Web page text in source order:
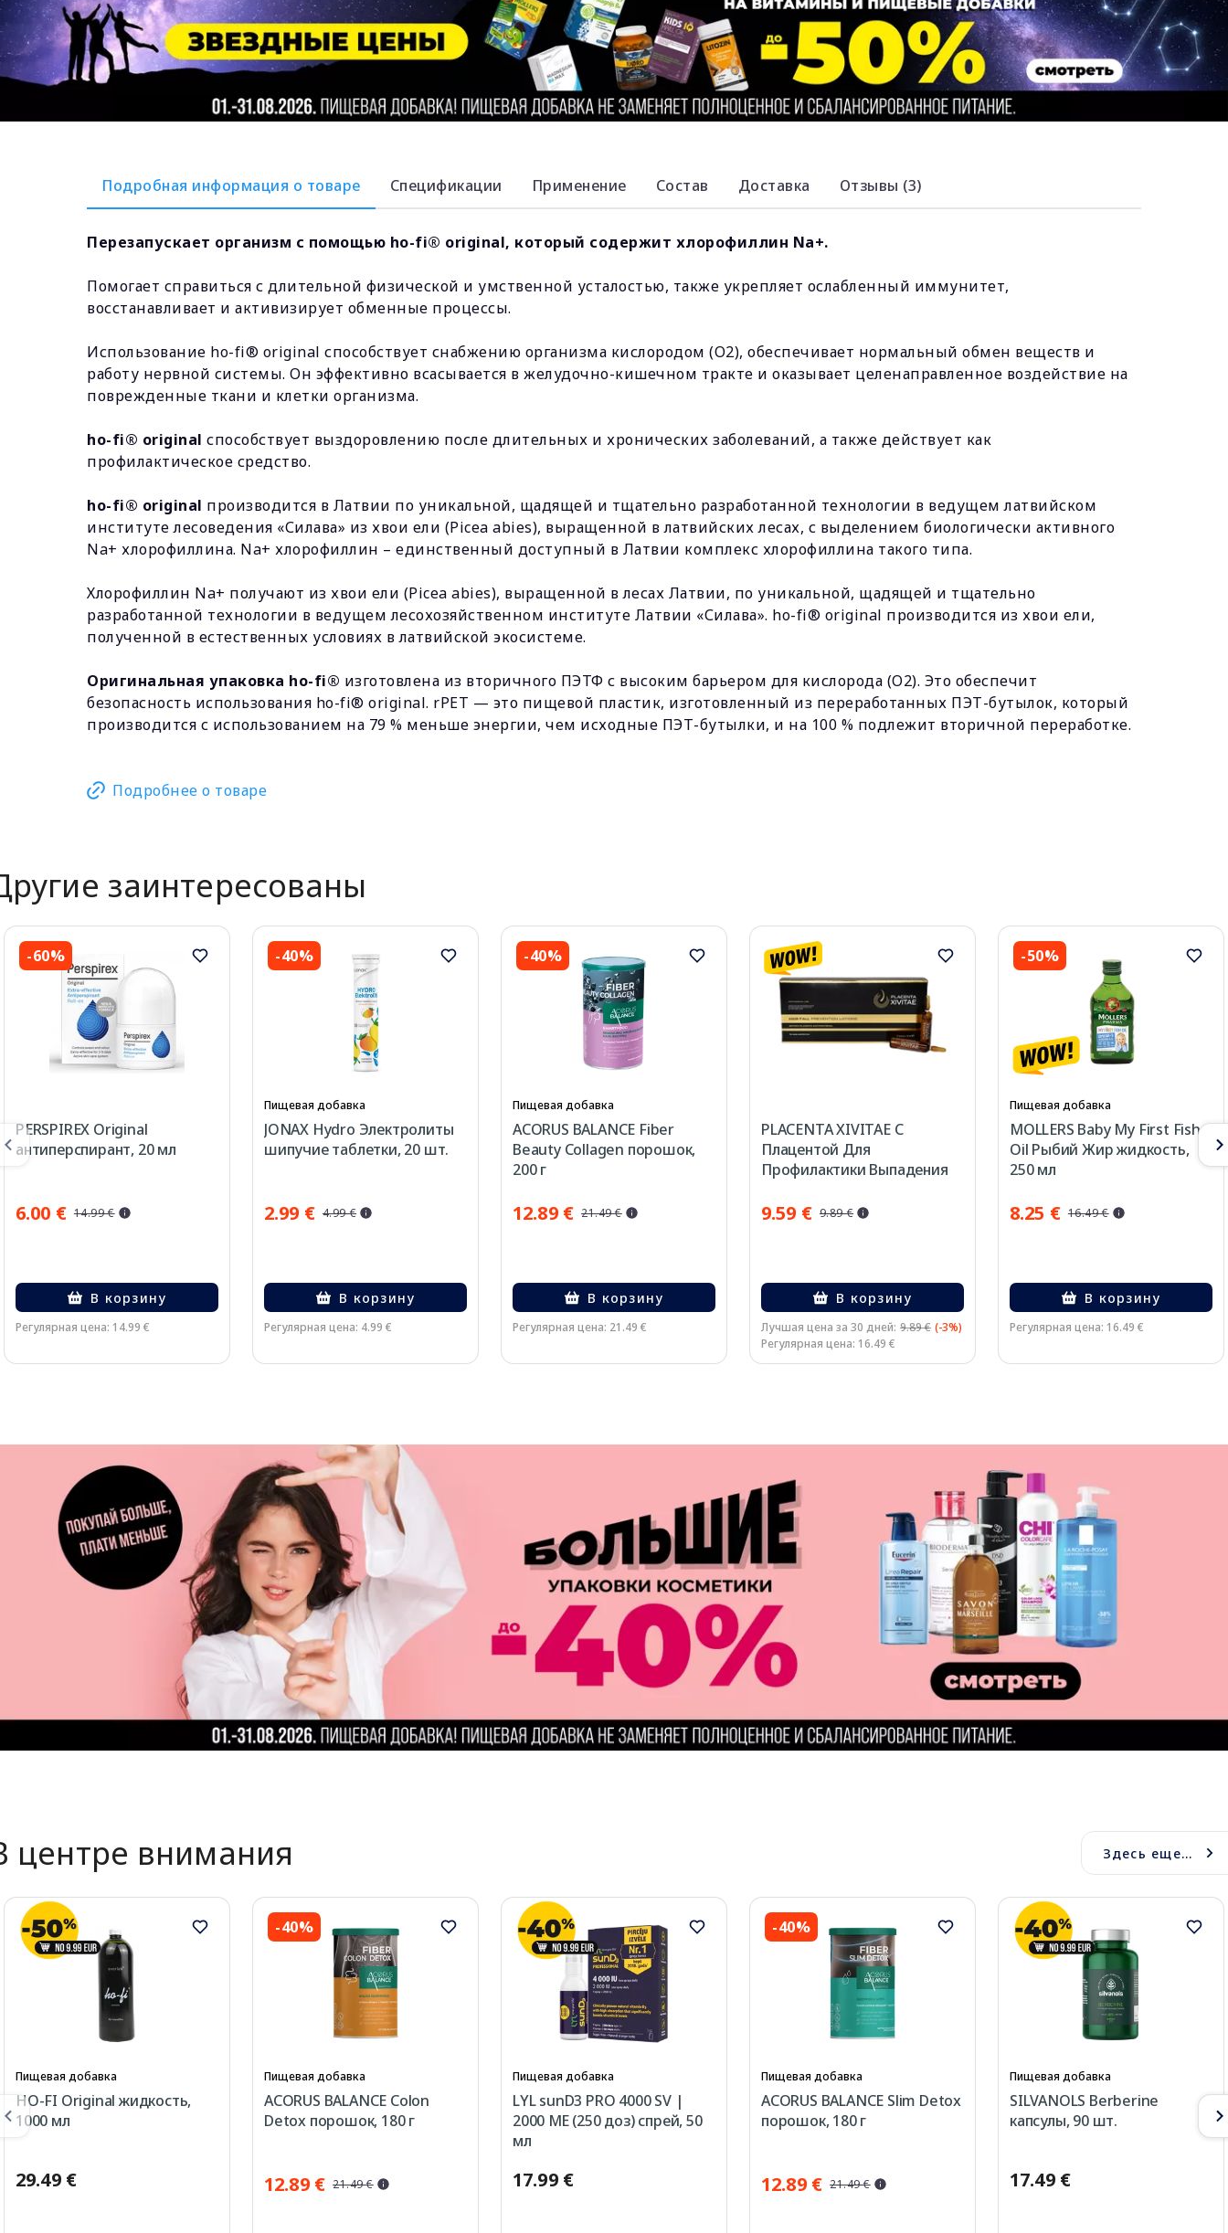
Подробная информация о товаре Спецификации Применение Состав Доставка Отзывы (3)
Перезапускает организм с помощью ho-fi® original, который содержит хлорофиллин Na+.
Помогает справиться с длительной физической и умственной усталостью, также укрепляет ослабленный иммунитет,
восстанавливает и активизирует обменные процессы.
Использование ho-fi® original способствует снабжению организма кислородом (O2), обеспечивает нормальный обмен веществ и
работу нервной системы. Он эффективно всасывается в желудочно-кишечном тракте и оказывает целенаправленное воздействие на
поврежденные ткани и клетки организма.
ho-fi® original способствует выздоровлению после длительных и хронических заболеваний, а также действует как
профилактическое средство.
ho-fi® original производится в Латвии по уникальной, щадящей и тщательно разработанной технологии в ведущем латвийском
институте лесоведения «Силава» из хвои ели (Picea abies), выращенной в латвийских лесах, с выделением биологически активного
Na+ хлорофиллина. Na+ хлорофиллин – единственный доступный в Латвии комплекс хлорофиллина такого типа.
Хлорофиллин Na+ получают из хвои ели (Picea abies), выращенной в лесах Латвии, по уникальной, щадящей и тщательно
разработанной технологии в ведущем лесохозяйственном институте Латвии «Силава». ho-fi® original производится из хвои ели,
полученной в естественных условиях в латвийской экосистеме.
Оригинальная упаковка ho-fi® изготовлена ​​из вторичного ПЭТФ с высоким барьером для кислорода (O2). Это обеспечит
безопасность использования ho-fi® original. rPET — это пищевой пластик, изготовленный из переработанных ПЭТ-бутылок, который
производится с использованием на 79 % меньше энергии, чем исходные ПЭТ-бутылки, и на 100 % подлежит вторичной переработке.
Подробнее о товаре
заинтересованы
-60%
PERSPIREX Original
антиперспирант, 20 мл
6.00 € 14.99 €
В корзину
Регулярная цена: 14.99 €
-40%
Пищевая добавка
JONAX Hydro Электролиты
шипучие таблетки, 20 шт.
2.99 € 4.99 €
В корзину
Регулярная цена: 4.99 €
-40%
Пищевая добавка
ACORUS BALANCE Fiber
Beauty Collagen порошок,
200 г
12.89 € 21.49 €
В корзину
Регулярная цена: 21.49 €
PLACENTA XIVITAE С
Плацентой Для
Профилактики Выпадения
9.59 € 9.89 €
В корзину
Лучшая цена за 30 дней: 9.89 € (-3%)
Регулярная цена: 16.49 €
-50%
Пищевая добавка
MOLLERS Baby My First Fish
Oil Рыбий Жир жидкость,
250 мл
8.25 € 16.49 €
В корзину
Регулярная цена: 16.49 €
центре внимания Здесь еще...
Пищевая добавка
HO-FI Original жидкость,
1000 мл
29.49 €
-40%
Пищевая добавка
ACORUS BALANCE Colon
Detox порошок, 180 г
12.89 € 21.49 €
Пищевая добавка
LYL sunD3 PRO 4000 SV |
2000 МЕ (250 доз) спрей, 50
мл
17.99 €
-40%
Пищевая добавка
ACORUS BALANCE Slim Detox
порошок, 180 г
12.89 € 21.49 €
Пищевая добавка
SILVANOLS Berberine
капсулы, 90 шт.
17.49 €